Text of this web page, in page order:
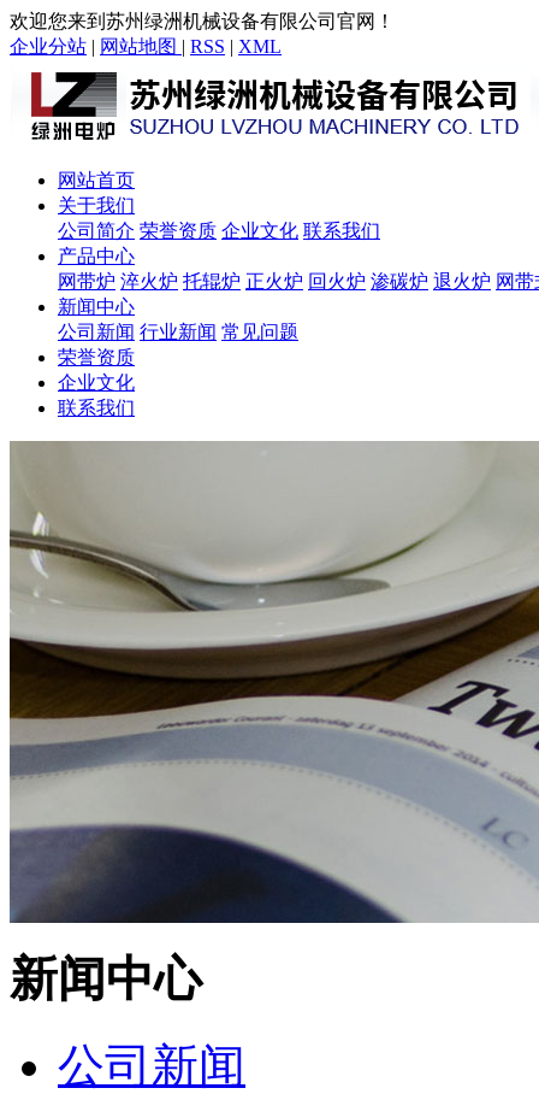
欢迎您来到苏州绿洲机械设备有限公司官网！
企业分站 | 网站地图 | RSS | XML
网站首页
关于我们
公司简介 荣誉资质 企业文化 联系我们
产品中心
网带炉 淬火炉 托辊炉 正火炉 回火炉 渗碳炉 退火炉 网
新闻中心
公司新闻 行业新闻 常见问题
荣誉资质
企业文化
联系我们
新闻中心
公司新闻